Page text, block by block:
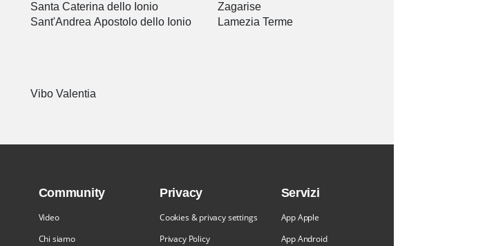
Santa Caterina dello Ionio
Sant'Andrea Apostolo dello Ionio
Zagarise
Lamezia Terme
Vibo Valentia
Community
Video
Chi siamo
Privacy
Cookies & privacy settings
Privacy Policy
Servizi
App Apple
App Android